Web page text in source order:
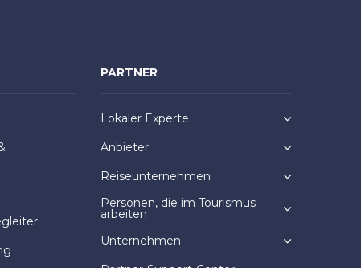
PARTNER
Lokaler Experte
Anbieter
Reiseunternehmen
Personen, die im Tourismus
arbeiten
Unternehmen